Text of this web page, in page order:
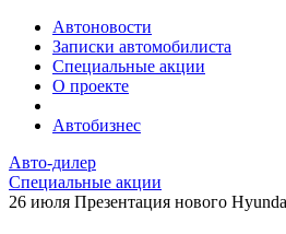
Автоновости
Записки автомобилиста
Специальные акции
О проекте
Автобизнес
Авто-дилер
Специальные акции
26 июля Презентация нового